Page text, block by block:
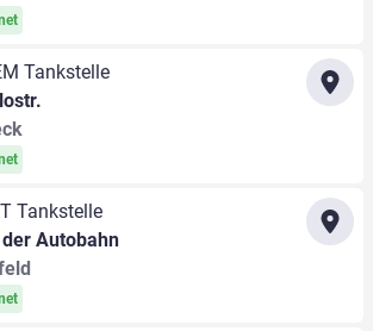
Tankstelle
Tankstelle
Autobahn